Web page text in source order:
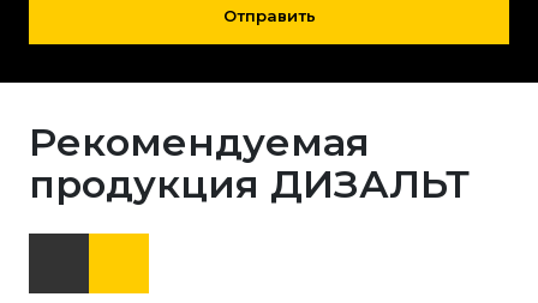
Отправить
Рекомендуемая
продукция ДИЗАЛЬТ